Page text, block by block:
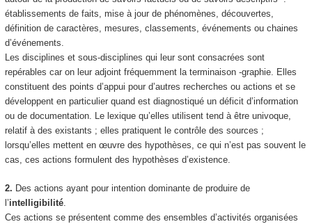
établissements de faits, mise à jour de phénomènes, découvertes,
définition de caractères, mesures, classements, événements ou chaines
d’événements.
Les disciplines et sous-disciplines qui leur sont consacrées sont
repérables car on leur adjoint fréquemment la terminaison -graphie. Elles
constituent des points d’appui pour d’autres recherches ou actions et se
développent en particulier quand est diagnostiqué un déficit d’information
ou de documentation. Le lexique qu’elles utilisent tend à être univoque,
relatif à des existants ; elles pratiquent le contrôle des sources ;
lorsqu’elles mettent en œuvre des hypothèses, ce qui n’est pas souvent le
cas, ces actions formulent des hypothèses d’existence.
2. Des actions ayant pour intention dominante de produire de
l’intelligibilité.
Ces actions se présentent comme des ensembles d’activités organisées